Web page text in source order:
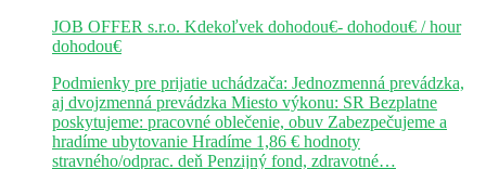
JOB OFFER s.r.o. Kdekoľvek dohodou€- dohodou€ / hour
dohodou€
Podmienky pre prijatie uchádzača: Jednozmenná prevádzka,
aj dvojzmenná prevádzka Miesto výkonu: SR Bezplatne
poskytujeme: pracovné oblečenie, obuv Zabezpečujeme a
hradíme ubytovanie Hradíme 1,86 € hodnoty
stravného/odprac. deň Penzijný fond, zdravotné…